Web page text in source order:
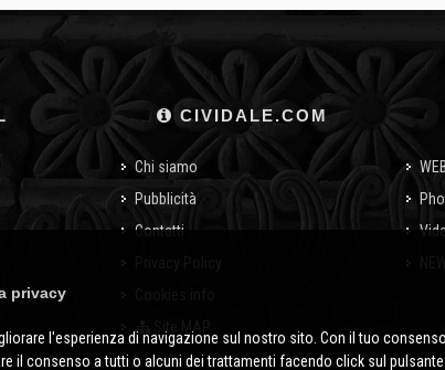
CIVIDALE.COM
Chi siamo
Pubblicità
Contatti
privacy
l'esperienza di navigazione sul nostro sito. Con il tuo
il consenso a tutti o alcuni dei trattamenti facendo click sul pulsante